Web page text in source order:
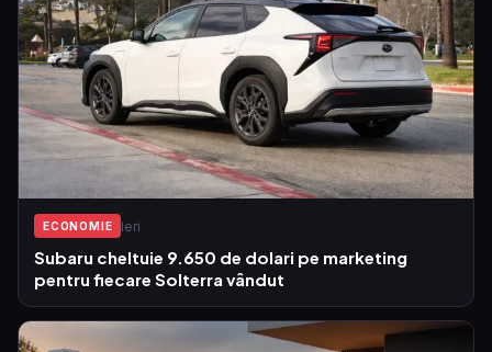
ECONOMIE Ieri
Subaru cheltuie 9.650 de dolari pe marketing
pentru fiecare Solterra vândut